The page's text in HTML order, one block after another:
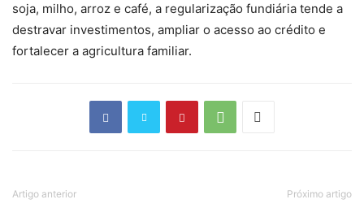
soja, milho, arroz e café, a regularização fundiária tende a
destravar investimentos, ampliar o acesso ao crédito e
fortalecer a agricultura familiar.
Artigo anterior Próximo artigo